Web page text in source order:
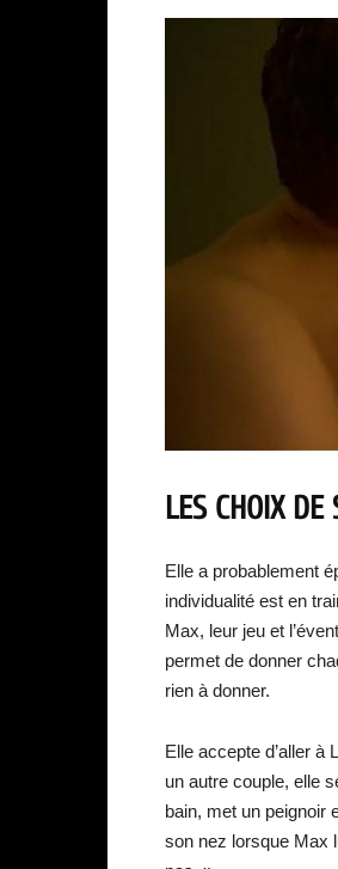
LES CHOIX DE
Elle a probablement
individualité est en
Max, leur jeu et
permet de donner
rien à donner.
Elle accepte d’aller à
un autre couple, elle
bain, met un peignoir
son nez lorsque Max